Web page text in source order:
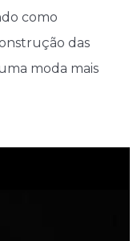
como
das
moda mais